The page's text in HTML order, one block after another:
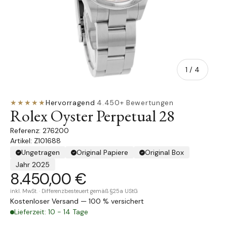
1 / von
4
★★★★★Hervorragend·4.450+ Bewertungen
Rolex Oyster Perpetual 28
276200
Artikel: Z101688
Ungetragen
Original Papiere
Original Box
Jahr 2025
8.450,00 €
inkl. MwSt. · Differenzbesteuert gemäß §25a UStG
Kostenloser Versand — 100 % versichert
Lieferzeit: 10 - 14 Tage